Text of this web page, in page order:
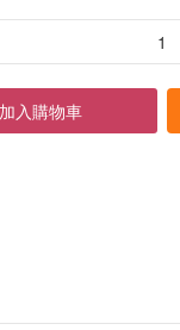
加入購物車